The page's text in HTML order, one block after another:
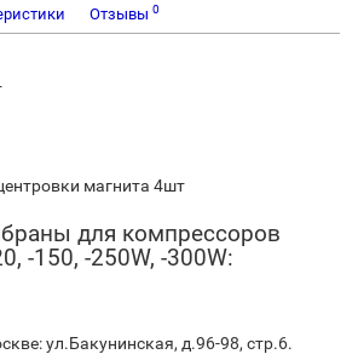
Отзывы 0
магнита 4шт
для компрессоров
-150, -250W, -300W:
ул.Бакунинская, д.96-98, стр.6.